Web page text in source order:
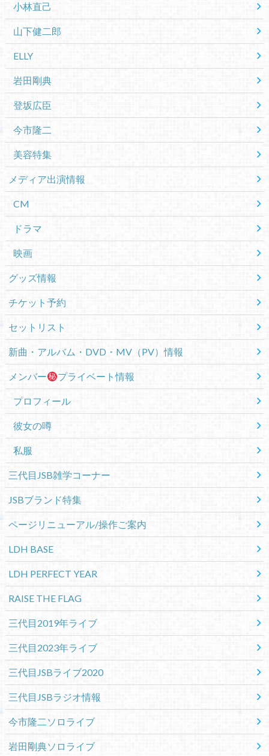
小林直己
山下健二郎
ELLY
岩田剛典
登坂広臣
今市隆二
美容特集
メディア出演情報
CM
ドラマ
映画
グッズ情報
チケット予約
セットリスト
新曲・アルバム・DVD・MV（PV）情報
メンバー プライベート情報
プロフィール
彼女の噂
私服
三代目JSB雑学コーナー
JSBブランド特集
ページリニューアル/操作ご案内
LDH BASE
LDH PERFECT YEAR
RAISE THE FLAG
三代目2019年ライブ
三代目2023年ライブ
三代目JSBライブ2020
三代目JSBラジオ情報
今市隆二ソロライブ
岩田剛典ソロライブ